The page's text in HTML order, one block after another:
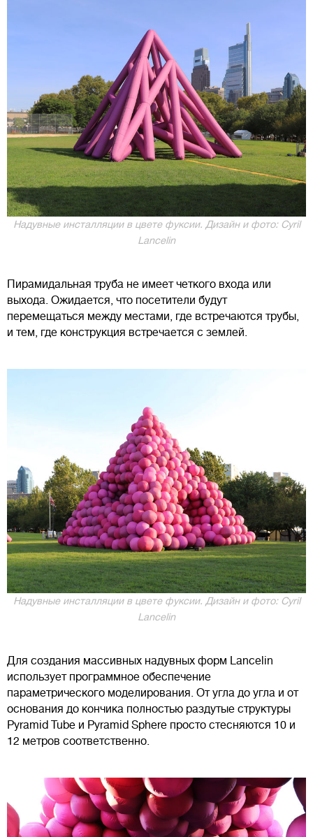
Надувные инсталляции в цвете фуксии. Дизайн и фото: Cyril
Lancelin
Пирамидальная труба не имеет четкого входа или
выхода. Ожидается, что посетители будут
перемещаться между местами, где встречаются трубы,
и тем, где конструкция встречается с землей.
Надувные инсталляции в цвете фуксии. Дизайн и фото: Cyril
Lancelin
Для создания массивных надувных форм Lancelin
использует программное обеспечение
параметрического моделирования. От угла до угла и от
основания до кончика полностью раздутые структуры
Pyramid Tube и Pyramid Sphere просто стесняются 10 и
12 метров соответственно.